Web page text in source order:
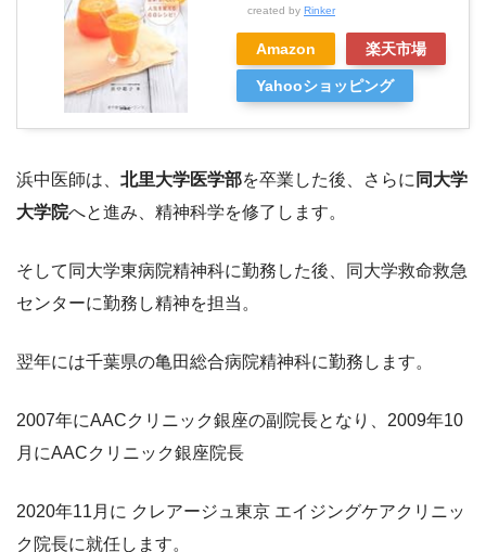
created by Rinker
Amazon 楽天市場
Yahooショッピング
浜中医師は、 北里大学医学部を卒業した後、さらに 同大学
大学院へと進み、精神科学を修了します。
そして同大学東病院精神科に勤務した後、同大学救命救急
センターに勤務し精神を担当。
翌年には千葉県の亀田総合病院精神科に勤務します。
2007年にAACクリニック銀座の副院長となり、2009年10
月にAACクリニック銀座院長
2020年11月に クレアージュ東京 エイジングケアクリニッ
ク院長に就任します。